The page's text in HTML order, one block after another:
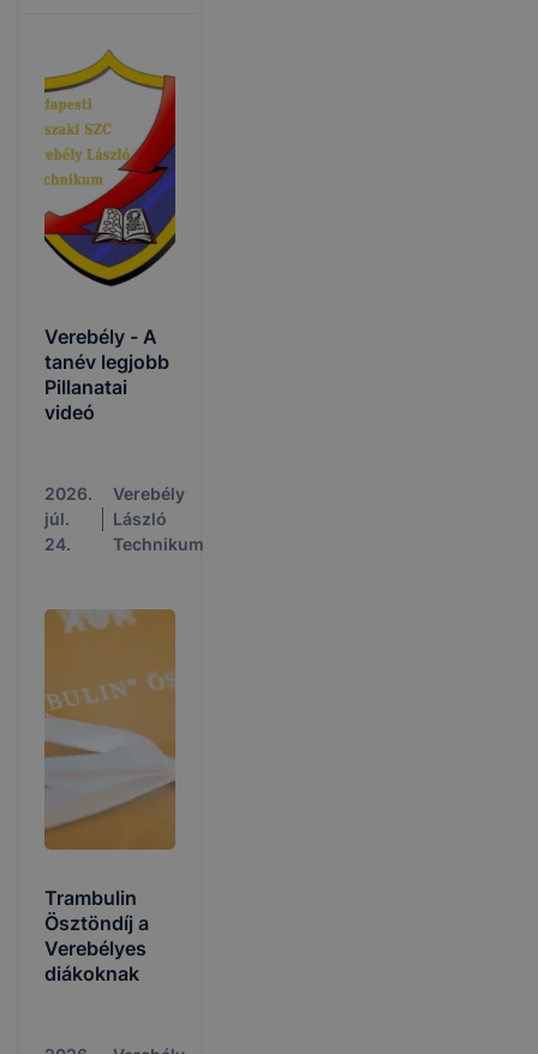
Verebély - A
tanév legjobb
Pillanatai
videó
2026.
júl.
24.
Verebély
László
Technikum
Trambulin
Ösztöndíj a
Verebélyes
diákoknak